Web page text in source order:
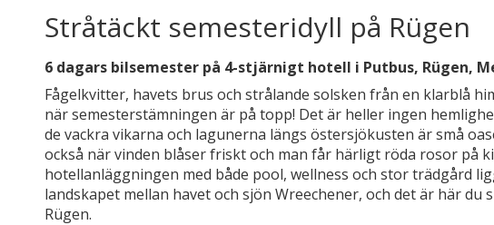
Stråtäckt semesteridyll på Rügen
6 dagars bilsemester på 4-stjärnigt hotell i Putbus, Rügen,
Fågelkvitter, havets brus och strålande solsken från en klarblå
när semesterstämningen är på topp! Det är heller ingen
de vackra vikarna och lagunerna längs östersjökusten är små
också när vinden blåser friskt och man får härligt röda rosor på
hotellanläggningen med både pool, wellness och stor trädgård
landskapet mellan havet och sjön Wreechener, och det är här du
Rügen.